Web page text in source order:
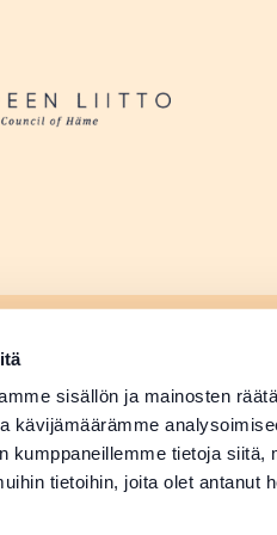
sisällön ja mainosten
kävijämäärämme
kumppaneillemme tietoja
tietoihin, joita olet antanut
uudessa